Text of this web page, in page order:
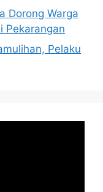
Dorong Warga
Pekarangan
Pelaku